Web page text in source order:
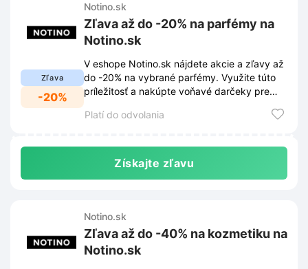
Zľava
-20%
Notino.sk
Zľava až do -20% na parfémy na
Notino.sk
V eshope Notino.sk nájdete akcie a zľavy až
do -20% na vybrané parfémy. Využite túto
príležitosť a nakúpte voňavé darčeky pre
Platí do odvolania
Získajte zľavu
Notino.sk
Zľava až do -40% na kozmetiku na
Notino.sk